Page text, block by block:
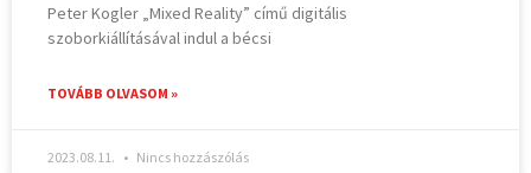
Peter Kogler „Mixed Reality” című digitális
szoborkiállításával indul a bécsi
TOVÁBB OLVASOM »
2023.08.11. Nincs hozzászólás